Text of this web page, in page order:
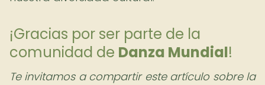
¡Gracias por ser parte de la
comunidad de Danza Mundial!
Te invitamos a compartir este artículo sobre la